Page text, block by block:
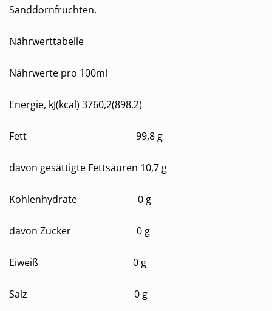
Sanddornfrüchten.
Nährwerttabelle
Nährwerte pro 100ml
Energie, kJ(kcal) 3760,2(898,2)
Fett 99,8 g
davon gesättigte Fettsäuren 10,7 g
Kohlenhydrate 0 g
davon Zucker 0 g
Eiweiß 0 g
Salz 0 g